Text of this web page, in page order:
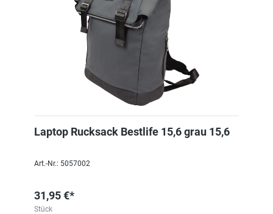
Laptop Rucksack Bestlife 15,6 grau 15,6
Art.-Nr.: 5057002
31,95 €*
Stück